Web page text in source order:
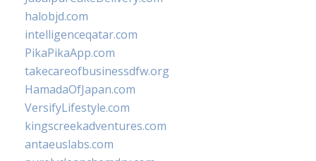
halobjd.com
intelligenceqatar.com
PikaPikaApp.com
takecareofbusinessdfw.org
HamadaOfJapan.com
VersifyLifestyle.com
kingscreekadventures.com
antaeuslabs.com